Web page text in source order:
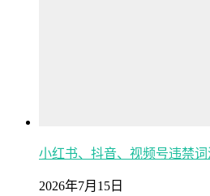
小红书、抖音、视频号违禁
2026年7月15日